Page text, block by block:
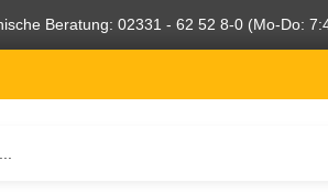
Beratung: 02331 - 62 52 8-0 (Mo-Do: